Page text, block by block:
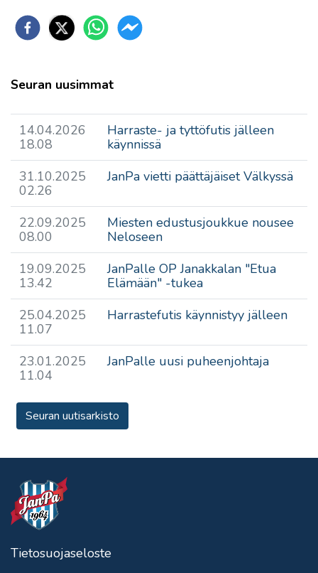
Seuran uusimmat
14.04.2026
18.08
Harraste- ja tyttöfutis jälleen
käynnissä
31.10.2025
02.26
JanPa vietti päättäjäiset Välkyssä
22.09.2025
08.00
Miesten edustusjoukkue nousee
Neloseen
19.09.2025
13.42
JanPalle OP Janakkalan "Etua
Elämään" -tukea
25.04.2025
11.07
Harrastefutis käynnistyy jälleen
23.01.2025
11.04
JanPalle uusi puheenjohtaja
Seuran uutisarkisto
Tietosuojaseloste